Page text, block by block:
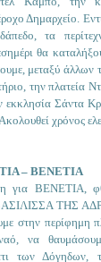
Δημαρχείο.
τα
θα
μεταξύ άλλων
την πλατεία
εκκλησία Σάντα
χρόνος
– ΒΕΝΕΤΙΑ
για ΒΕΝΕΤΙΑ,
ΤΗΣ
στην
να
των Δόγηδων,